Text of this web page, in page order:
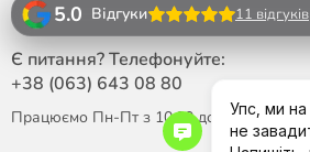
5.0 Відгуки 11 відгуків
Є питання? Телефонуйте:
+38 (063) 643 08 80
Працюємо Пн-Пт з 10:00 до 18:00